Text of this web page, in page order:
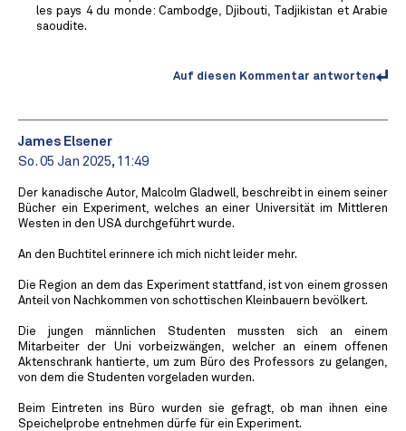
les pays 4 du monde: Cambodge, Djibouti, Tadjikistan et Arabie
saoudite.
Auf diesen Kommentar antworten
James Elsener
So. 05 Jan 2025, 11:49
Der kanadische Autor, Malcolm Gladwell, beschreibt in einem seiner
Bücher ein Experiment, welches an einer Universität im Mittleren
Westen in den USA durchgeführt wurde.
An den Buchtitel erinnere ich mich nicht leider mehr.
Die Region an dem das Experiment stattfand, ist von einem grossen
Anteil von Nachkommen von schottischen Kleinbauern bevölkert.
Die jungen männlichen Studenten mussten sich an einem
Mitarbeiter der Uni vorbeizwängen, welcher an einem offenen
Aktenschrank hantierte, um zum Büro des Professors zu gelangen,
von dem die Studenten vorgeladen wurden.
Beim Eintreten ins Büro wurden sie gefragt, ob man ihnen eine
Speichelprobe entnehmen dürfe für ein Experiment.